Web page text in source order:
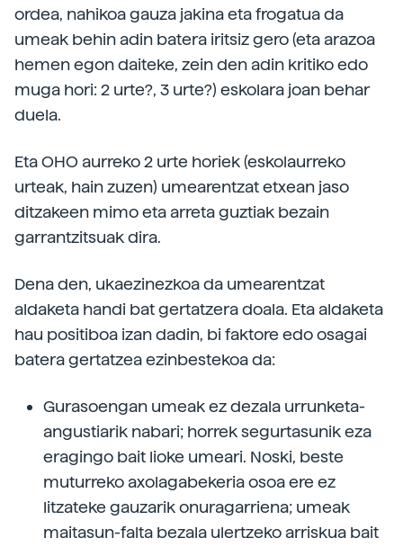
ordea, nahikoa gauza jakina eta frogatua da
umeak behin adin batera iritsiz gero (eta arazoa
hemen egon daiteke, zein den adin kritiko edo
muga hori: 2 urte?, 3 urte?) eskolara joan behar
duela.
Eta OHO aurreko 2 urte horiek (eskolaurreko
urteak, hain zuzen) umearentzat etxean jaso
ditzakeen mimo eta arreta guztiak bezain
garrantzitsuak dira.
Dena den, ukaezinezkoa da umearentzat
aldaketa handi bat gertatzera doala. Eta aldaketa
hau positiboa izan dadin, bi faktore edo osagai
batera gertatzea ezinbestekoa da:
Gurasoengan umeak ez dezala urrunketa-
angustiarik nabari; horrek segurtasunik eza
eragingo bait lioke umeari. Noski, beste
muturreko axolagabekeria osoa ere ez
litzateke gauzarik onuragarriena; umeak
maitasun-falta bezala ulertzeko arriskua bait